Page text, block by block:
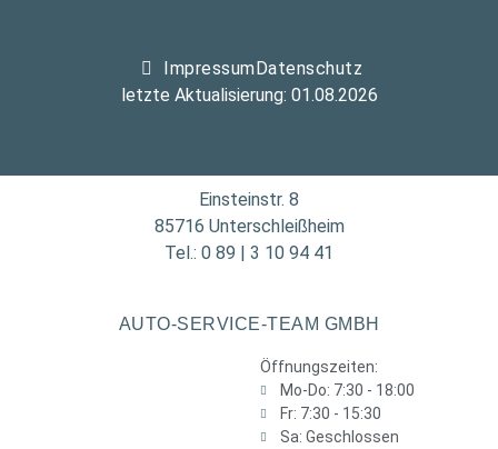
ImpressumDatenschutz
letzte Aktualisierung: 01.08.2026
Einsteinstr. 8
85716 Unterschleißheim
Tel.: 0 89 | 3 10 94 41
AUTO-SERVICE-TEAM GMBH
Öffnungszeiten:
Mo-Do: 7:30 - 18:00
Fr: 7:30 - 15:30
Sa: Geschlossen